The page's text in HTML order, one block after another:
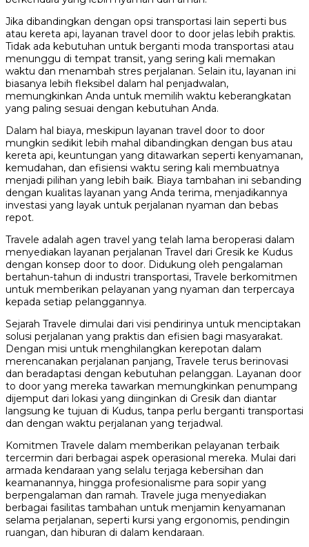
Jika dibandingkan dengan opsi transportasi lain seperti bus
atau kereta api, layanan travel door to door jelas lebih praktis.
Tidak ada kebutuhan untuk berganti moda transportasi atau
menunggu di tempat transit, yang sering kali memakan
waktu dan menambah stres perjalanan. Selain itu, layanan ini
biasanya lebih fleksibel dalam hal penjadwalan,
memungkinkan Anda untuk memilih waktu keberangkatan
yang paling sesuai dengan kebutuhan Anda.
Dalam hal biaya, meskipun layanan travel door to door
mungkin sedikit lebih mahal dibandingkan dengan bus atau
kereta api, keuntungan yang ditawarkan seperti kenyamanan,
kemudahan, dan efisiensi waktu sering kali membuatnya
menjadi pilihan yang lebih baik. Biaya tambahan ini sebanding
dengan kualitas layanan yang Anda terima, menjadikannya
investasi yang layak untuk perjalanan nyaman dan bebas
repot.
Travele adalah agen travel yang telah lama beroperasi dalam
menyediakan layanan perjalanan Travel dari Gresik ke Kudus
dengan konsep door to door. Didukung oleh pengalaman
bertahun-tahun di industri transportasi, Travele berkomitmen
untuk memberikan pelayanan yang nyaman dan terpercaya
kepada setiap pelanggannya.
Sejarah Travele dimulai dari visi pendirinya untuk menciptakan
solusi perjalanan yang praktis dan efisien bagi masyarakat.
Dengan misi untuk menghilangkan kerepotan dalam
merencanakan perjalanan panjang, Travele terus berinovasi
dan beradaptasi dengan kebutuhan pelanggan. Layanan door
to door yang mereka tawarkan memungkinkan penumpang
dijemput dari lokasi yang diinginkan di Gresik dan diantar
langsung ke tujuan di Kudus, tanpa perlu berganti transportasi
dan dengan waktu perjalanan yang terjadwal.
Komitmen Travele dalam memberikan pelayanan terbaik
tercermin dari berbagai aspek operasional mereka. Mulai dari
armada kendaraan yang selalu terjaga kebersihan dan
keamanannya, hingga profesionalisme para sopir yang
berpengalaman dan ramah. Travele juga menyediakan
berbagai fasilitas tambahan untuk menjamin kenyamanan
selama perjalanan, seperti kursi yang ergonomis, pendingin
ruangan, dan hiburan di dalam kendaraan.